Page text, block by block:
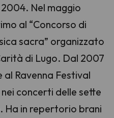
Nel maggio
al “Concorso di
sacra” organizzato
di Lugo. Dal 2007
Ravenna Festival
concerti delle sette
Ha in repertorio brani